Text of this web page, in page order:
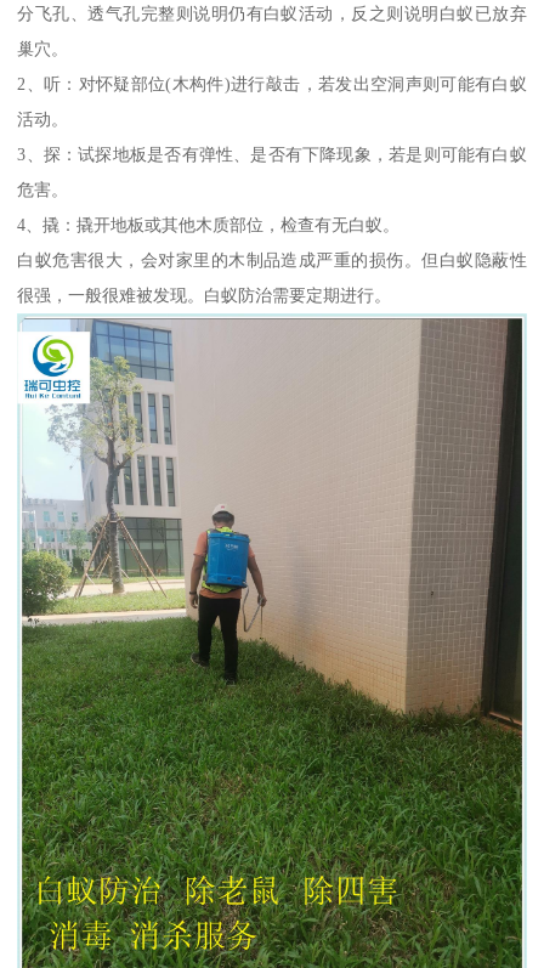
分飞孔、透气孔完整则说明仍有白蚁活动，反之则说明白蚁已放弃
巢穴。
2、听：对怀疑部位(木构件)进行敲击，若发出空洞声则可能有白蚁
活动。
3、探：试探地板是否有弹性、是否有下降现象，若是则可能有白蚁
危害。
4、撬：撬开地板或其他木质部位，检查有无白蚁。
白蚁危害很大，会对家里的木制品造成严重的损伤。但白蚁隐蔽性
很强，一般很难被发现。白蚁防治需要定期进行。